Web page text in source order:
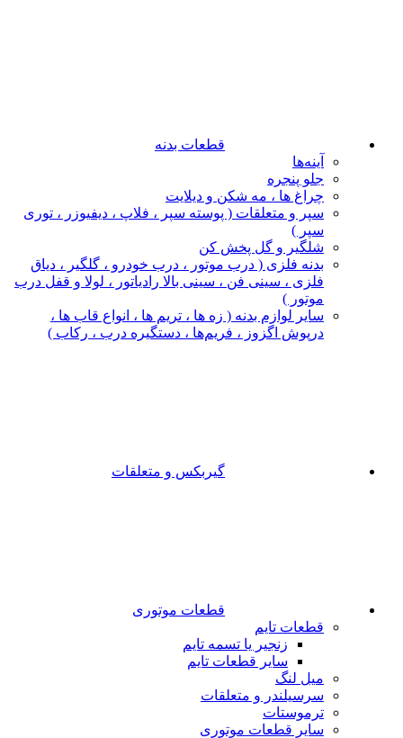
قطعات بدنه
آینه‌ها
جلو پنجره
چراغ‌ ها ، مه‌ شکن و دیلایت
سپر و متعلقات ( پوسته سپر ، فلاپ ، دیفیوزر ، توری
سپر )
شلگیر و گل‌ پخش‌ کن
بدنه فلزی ( درب موتور ، درب خودرو ، گلگیر ، دیاق
فلزی ، سینی فن ، سینی بالا رادیاتور ، لولا و قفل درب
موتور )
سایر لوازم بدنه ( زه ها ، تریم ها ، انواع قاب ها ،
درپوش اگزوز ، فریم‌ها ، دستگیره درب ، رکاب )
گیربکس و متعلقات
قطعات موتوری
قطعات تایم
زنجیر یا تسمه تایم
سایر قطعات تایم
میل لنگ
سرسیلندر و متعلقات
ترموستات
سایر قطعات موتوری